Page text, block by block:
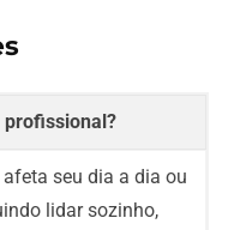
profissional?
seu dia a dia ou
lidar sozinho,